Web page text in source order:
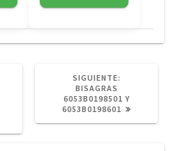
SIGUIENTE:
BISAGRAS
6053B0198501 Y
6053B0198601